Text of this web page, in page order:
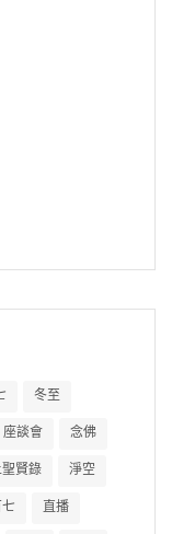
冬至
座談會 念佛
賢錄 淨空
直播